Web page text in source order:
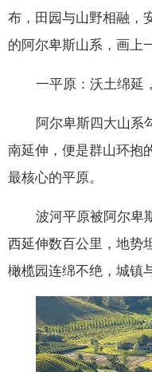
布，田园与山野相融，
的阿尔卑斯山系，画上
一平原：沃土绵延
阿尔卑斯四大山系
南延伸，便是群山环抱
最核心的平原。
波河平原被阿尔卑
西延伸数百公里，地势
橄榄园连绵不绝，城镇